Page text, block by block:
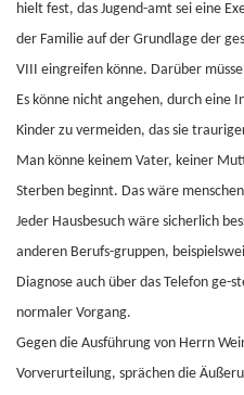
hielt fest, das Jugend-amt sei eine
der Familie auf der Grundlage der
VIII eingreifen könne. Darüber
Es könne nicht angehen, durch eine
Kinder zu vermeiden, das sie
Man könne keinem Vater, keiner
Sterben beginnt. Das wäre
Jeder Hausbesuch wäre sicherlich
anderen Berufs-gruppen,
Diagnose auch über das Telefon ge-
normaler Vorgang.
Gegen die Ausführung von Herrn
Vorverurteilung, sprächen die